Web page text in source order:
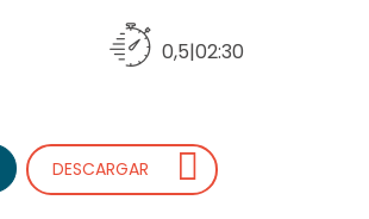
0,5|02:30
DESCARGAR